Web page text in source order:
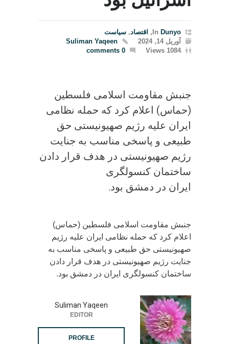
In Dunyo
, اقتصاد, سیاست
آوریل 14, 2024
Suliman Yaqeen
1084 Views
0 comments
جنبش مقاومت اسلامی فلسطین
(حماس) اعلام کرد که حمله نظامی
ایران علیه رژیم صهیونیستی حق
طبیعی و پاسخی مناسب به جنایت
رژیم صهیونیستی در هدف قرار دادن
ساختمان کنسولگری
ایران در دمشق بود.
جنبش مقاومت اسلامی فلسطین (حماس)
اعلام کرد که حمله نظامی ایران علیه رژیم
صهیونیستی حق طبیعی و پاسخی مناسب به
جنایت رژیم صهیونیستی در هدف قرار دادن
ساختمان کنسولگری ایران در دمشق بود.
Suliman Yaqeen
EDITOR
PROFILE